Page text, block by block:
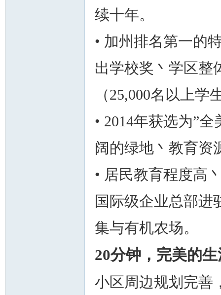
续十年。
• 加州排名第一的
出学校奖丶学区整
（25,000名以上学
• 2014年获选为”
阔的绿地丶教育资
• 居民教育程度高
国际级企业总部进
集与有机农场。
20分钟，完美的
小区周边规划完善